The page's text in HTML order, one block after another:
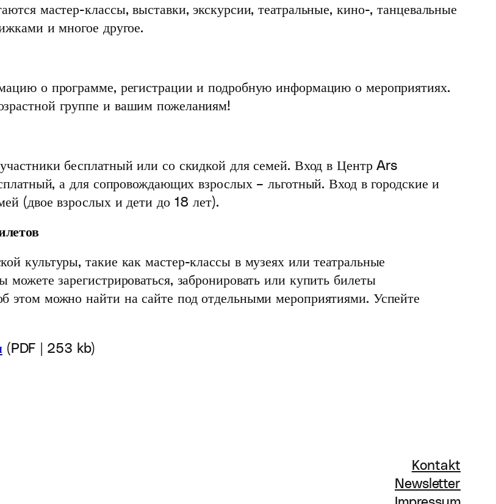
мастер-классы, выставки, экскурсии, театральные, кино-, танцевальные
и многое другое.
о программе, регистрации и подробную информацию о мероприятиях.
группе и вашим пожеланиям!
бесплатный или со скидкой для семей. Вход в Центр Ars
а для сопровождающих взрослых – льготный. Вход в городские и
(двое взрослых и дети до 18 лет).
культуры, такие как мастер-классы в музеях или театральные
зарегистрироваться, забронировать или купить билеты
этом можно найти на сайте под отдельными мероприятиями. Успейте
(PDF | 253 kb)
Kontakt
Newsletter